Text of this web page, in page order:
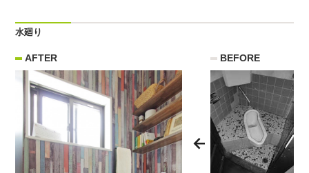
水廻り
BEFORE
AFTER